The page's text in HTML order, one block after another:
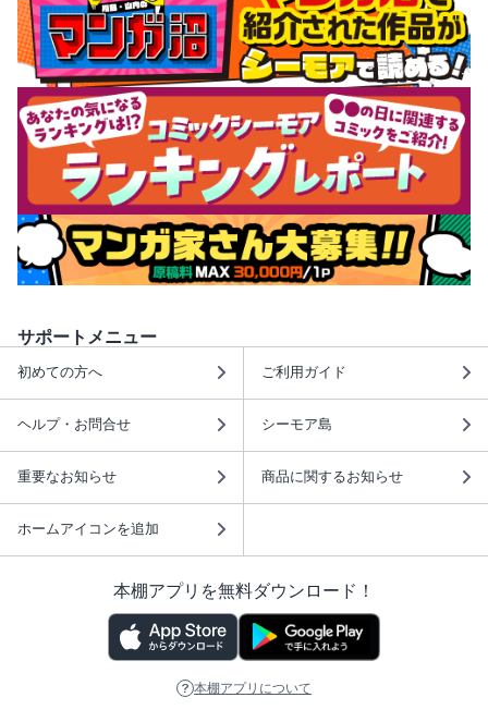
サポートメニュー
初めての方へ ご利用ガイド
ヘルプ・お問合せ シーモア島
重要なお知らせ 商品に関するお知らせ
ホームアイコンを追加
本棚アプリを無料ダウンロード！
本棚アプリについて